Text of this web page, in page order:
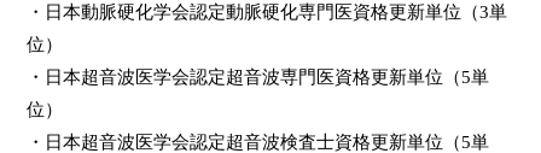
・日本動脈硬化学会認定動脈硬化専門医資格更新単位（3単
位）
・日本超音波医学会認定超音波専門医資格更新単位（5単
位）
・日本超音波医学会認定超音波検査士資格更新単位（5単